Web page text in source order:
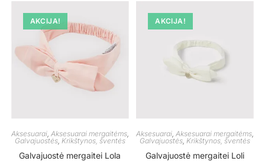
AKCIJA!
Aksesuarai, Aksesuarai mergaitėms,
Galvajuostės, Krikštynos, šventės
Galvajuostė mergaitei Lola
AKCIJA!
Aksesuarai ,Aksesuarai mergaitėms
Galvajuostės Krikštynos, šventės
Galvajuostė mergaitei Loli